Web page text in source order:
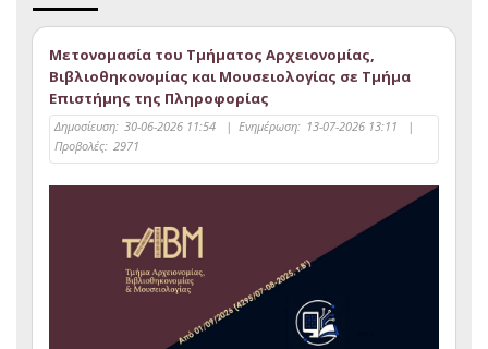
Μετονομασία του Τμήματος Αρχειονομίας,
Βιβλιοθηκονομίας και Μουσειολογίας σε Τμήμα
Επιστήμης της Πληροφορίας
Δημοσίευση: 30-06-2026 11:54 | Ενημέρωση: 13-07-2026 13:11
|
Προβολές: 2971